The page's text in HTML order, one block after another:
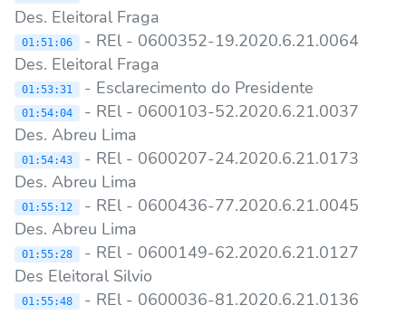
Des. Eleitoral Fraga
01:51:06
- REl - 0600352-19.2020.6.21.0064
Des. Eleitoral Fraga
01:53:31 - Esclarecimento do Presidente
01:54:04
- REl - 0600103-52.2020.6.21.0037
Des. Abreu Lima
01:54:43
- REl - 0600207-24.2020.6.21.0173
Des. Abreu Lima
01:55:12
- REl - 0600436-77.2020.6.21.0045
Des. Abreu Lima
01:55:28
- REl - 0600149-62.2020.6.21.0127
Des Eleitoral Silvio
01:55:48
- REl - 0600036-81.2020.6.21.0136